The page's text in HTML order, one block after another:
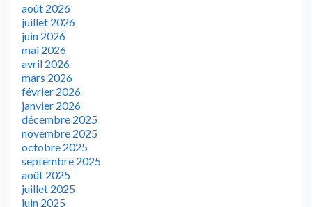
août 2026
juillet 2026
juin 2026
mai 2026
avril 2026
mars 2026
février 2026
janvier 2026
décembre 2025
novembre 2025
octobre 2025
septembre 2025
août 2025
juillet 2025
juin 2025